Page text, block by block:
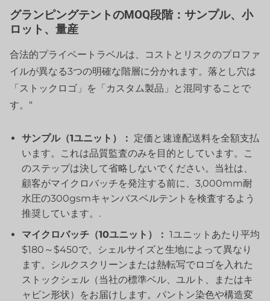
グランピングテントのMOQ段階：サンプル、小
ロット、量産
合法的プライベートラベルは、コストとリスクのプロファ
イルが異なる3つの明確な階層に分かれます。落とし穴は
「ストックロゴ」を「カスタム製品」と混同することで
す。“
サンプル（1ユニット）： 定価と速達配送料を全額支払
います。これは品質監査のみを目的としています。こ
のステップは決して省略しないでください。当社は、
顧客がマイクロバッチを発注する前に、3,000mm耐
水圧の300gsmキャンバスベルテントを検査するよう
推奨しています。.
マイクロバッチ（10ユニット）： 1ユニットあたり平均
$180～$450で、シェルサイズと生地によって異なり
ます。シルクスクリーンまたは熱転写でロゴを入れた
ストックシェル（当社の標準ベル、ユルト、またはキ
ャビン形状）をお届けします。パントン染色や構造変